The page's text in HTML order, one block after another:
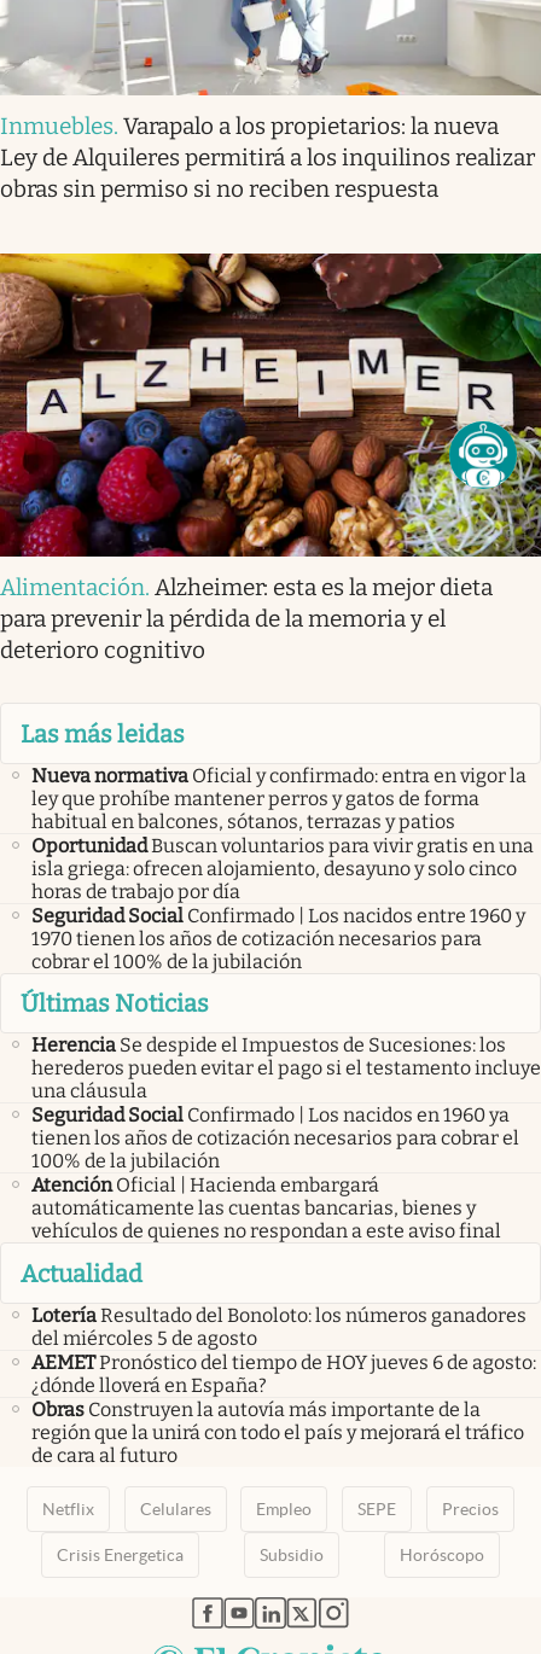
Inmuebles. Varapalo a los propietarios: la nueva
Ley de Alquileres permitirá a los inquilinos realizar
obras sin permiso si no reciben respuesta
Alimentación. Alzheimer: esta es la mejor dieta
para prevenir la pérdida de la memoria y el
deterioro cognitivo
Las más leidas
Nueva normativa Oficial y confirmado: entra en vigor la
ley que prohíbe mantener perros y gatos de forma
habitual en balcones, sótanos, terrazas y patios
OportunidadBuscan voluntarios para vivir gratis en una
isla griega: ofrecen alojamiento, desayuno y solo cinco
horas de trabajo por día
Seguridad Social Confirmado | Los nacidos entre 1960 y
1970 tienen los años de cotización necesarios para
cobrar el 100% de la jubilación
Últimas Noticias
Herencia Se despide el Impuestos de Sucesiones: los
herederos pueden evitar el pago si el testamento incluye
una cláusula
Seguridad Social Confirmado | Los nacidos en 1960 ya
tienen los años de cotización necesarios para cobrar el
100% de la jubilación
Atención Oficial | Hacienda embargará
automáticamente las cuentas bancarias, bienes y
vehículos de quienes no respondan a este aviso final
Actualidad
LoteríaResultado del Bonoloto: los números ganadores
del miércoles 5 de agosto
AEMETPronóstico del tiempo de HOY jueves 6 de agosto:
¿dónde lloverá en España?
Obras Construyen la autovía más importante de la
región que la unirá con todo el país y mejorará el tráfico
de cara al futuro
Netflix Celulares Empleo SEPE Precios
Crisis Energetica Subsidio Horóscopo
abre en nueva pestaña
abre en nueva pestaña
abre en nueva pestaña
abre en nueva pestaña
abre en nueva pestaña